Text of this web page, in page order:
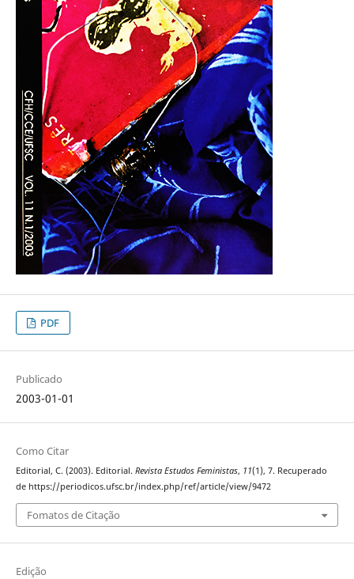
PDF
Publicado
2003-01-01
Como Citar
Editorial, C. (2003). Editorial. Revista Estudos Feministas, 11(1), 7. Recuperado
de https://periodicos.ufsc.br/index.php/ref/article/view/9472
Fomatos de Citação
Edição